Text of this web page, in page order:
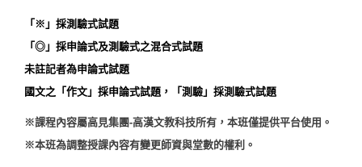
「※」採測驗式試題
​「◎」採申論式及測驗式之混合式試題
未註記者為申論式試題
​國文之「作文」採申論式試題，「測驗」採測驗式試題
​※課程內容屬高見集團-高漢文教科技所有，本班僅提供平台使用。
※本班為調整授課內容有變更師資與堂數的權利。